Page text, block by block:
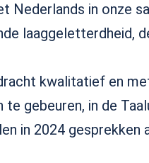
Nederlands in onze
laaggeletterdheid,
kwalitatief en
te gebeuren, in de
in 2024